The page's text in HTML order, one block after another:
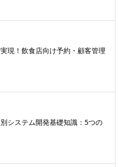
現！飲食店向け予約・顧客管理
システム開発基礎知識：5つの